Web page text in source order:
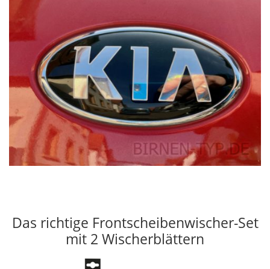
Das richtige Frontscheibenwischer-Set
mit 2 Wischerblättern